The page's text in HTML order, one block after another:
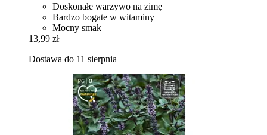
Doskonałe warzywo na zimę
Bardzo bogate w witaminy
Mocny smak
13,99 zł
Dostawa do 11 sierpnia